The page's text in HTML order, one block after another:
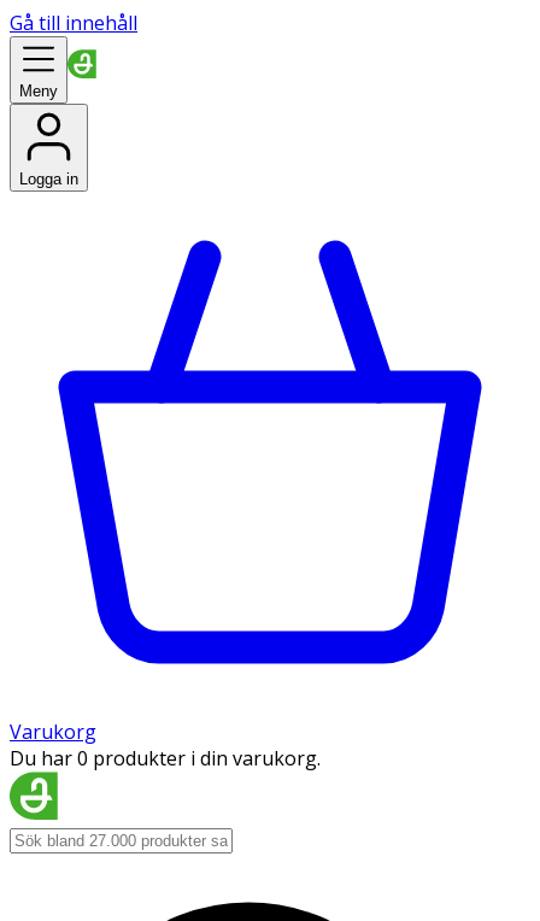
Gå till innehåll
Meny
Logga in
Varukorg
Du har 0 produkter i din varukorg.